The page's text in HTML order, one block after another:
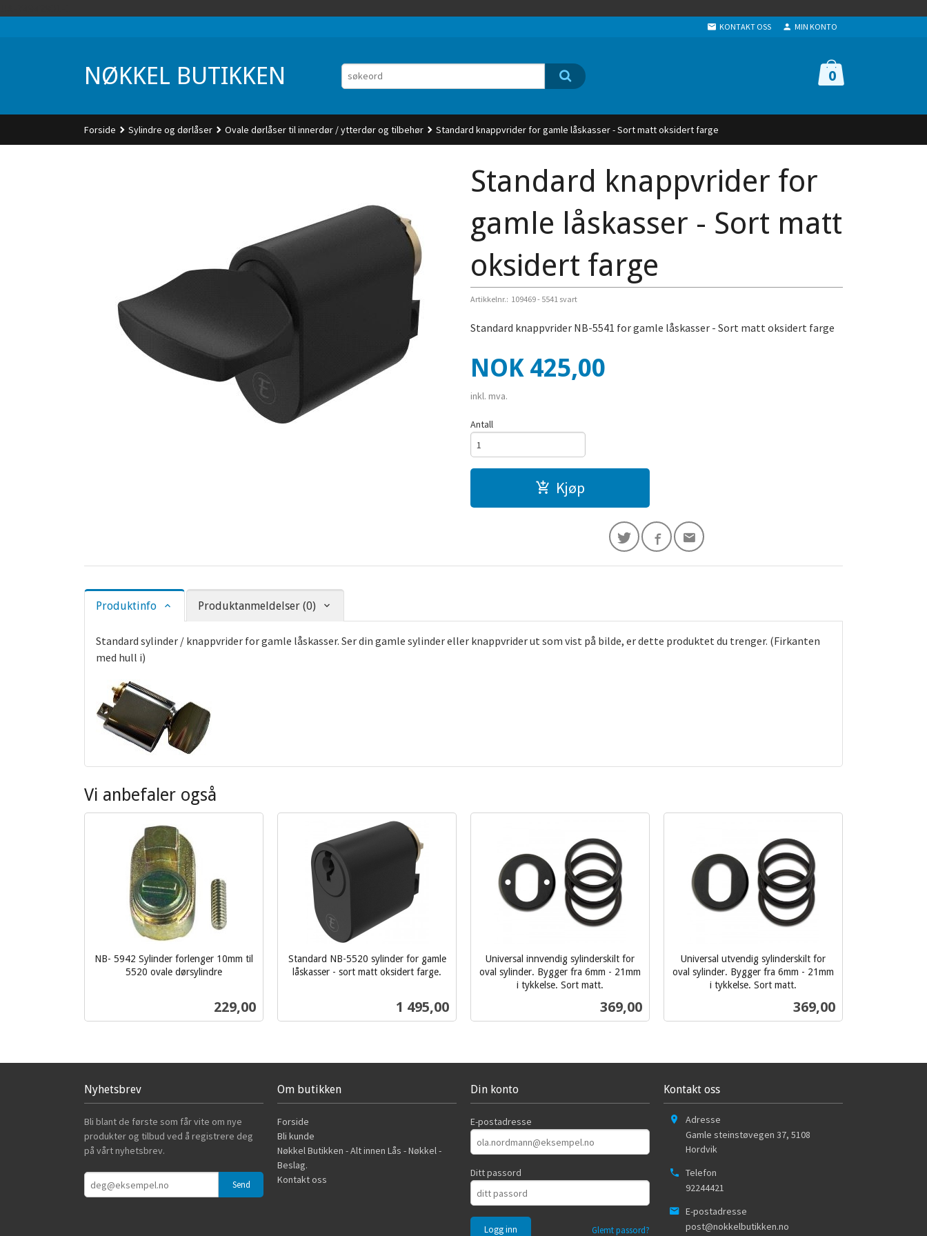
KONTAKT OSS MIN KONTO
NØKKEL BUTIKKEN 0
Forside Sylindre og dørlåser Ovale dørlåser til innerdør / ytterdør og tilbehør Standard knappvrider for gamle låskasser - Sort matt oksidert farge
Standard knappvrider for
gamle låskasser - Sort matt
oksidert farge
Artikkelnr.: 109469 - 5541 svart
Standard knappvrider NB-5541 for gamle låskasser - Sort matt oksidert farge
Pris
NOK 425,00
inkl. mva.
Antall
Kjøp
Produktinfo Produktanmeldelser (0)
Standard sylinder / knappvrider for gamle låskasser. Ser din gamle sylinder eller knappvrider ut som vist på bilde, er dette produktet du trenger. (Firkanten
med hull i)
Vi anbefaler også
NB- 5942 Sylinder forlenger 10mm til
5520 ovale dørsylindre
Pris
229,00
Standard NB-5520 sylinder for gamle
låskasser - sort matt oksidert farge.
Pris
1 495,00
Universal innvendig sylinderskilt for
oval sylinder. Bygger fra 6mm - 21mm
i tykkelse. Sort matt.
Pris
369,00
Universal utvendig sylinderskilt for
oval sylinder. Bygger fra 6mm - 21mm
i tykkelse. Sort matt.
Pris
369,00
Nyhetsbrev
Bli blant de første som får vite om nye
produkter og tilbud ved å registrere deg
på vårt nyhetsbrev.
Om butikken
Forside
Bli kunde
Nøkkel Butikken - Alt innen Lås - Nøkkel -
Beslag.
Kontakt oss
Din konto
E-postadresse
Ditt passord
Glemt passord?
Kontakt oss
Adresse
Gamle steinstøvegen 37, 5108
Hordvik
Telefon
92244421
E-postadresse
post@nokkelbutikken.no